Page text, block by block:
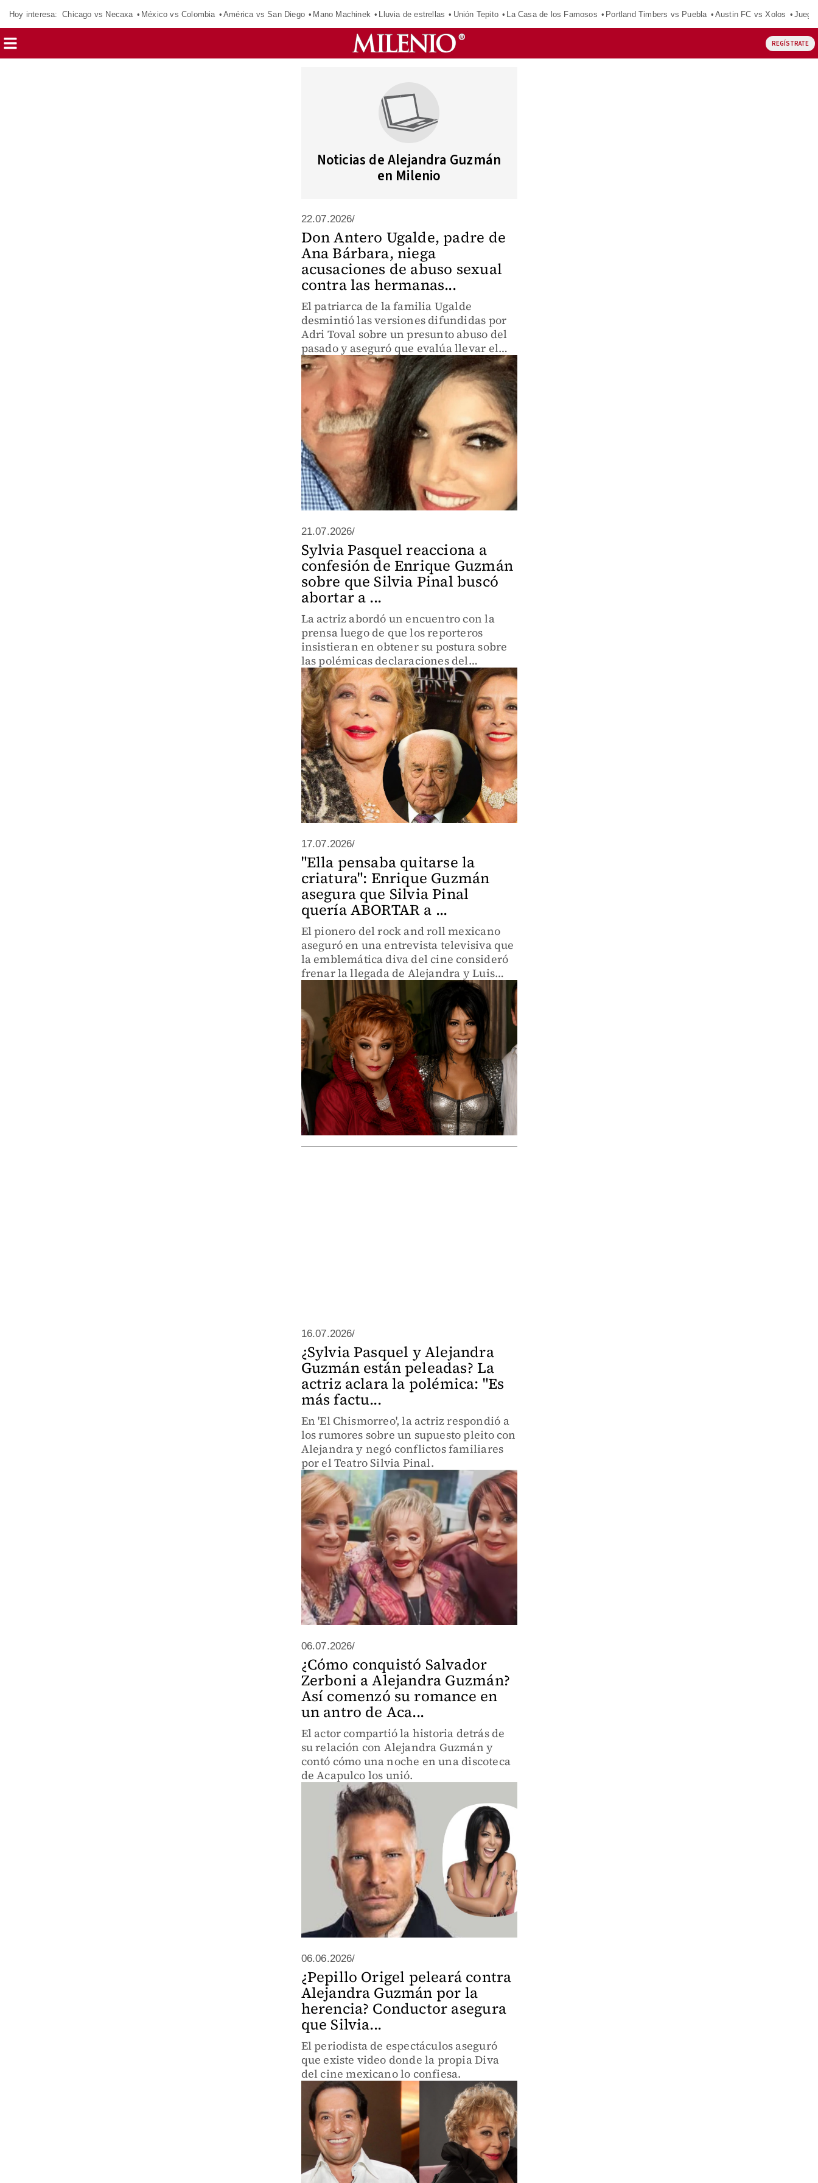
Hoy interesa: Chicago vs Necaxa México vs Colombia América vs San Diego Mano Machinek Lluvia de estrellas Unión Tepito La Casa de los Famosos Portland Timbers vs Puebla Austin FC vs Xolos
REGÍSTRATE
Noticias de Alejandra Guzmán
en Milenio
22.07.2026/
Don Antero Ugalde, padre de
Ana Bárbara, niega
acusaciones de abuso sexual
contra las hermanas...
El patriarca de la familia Ugalde
desmintió las versiones difundidas por
Adri Toval sobre un presunto abuso del
pasado y aseguró que evalúa llevar el
caso ante los tribunales.
21.07.2026/
Sylvia Pasquel reacciona a
confesión de Enrique Guzmán
sobre que Silvia Pinal buscó
abortar a ...
La actriz abordó un encuentro con la
prensa luego de que los reporteros
insistieran en obtener su postura sobre
las polémicas declaraciones del
cantante sobre su madre.
17.07.2026/
"Ella pensaba quitarse la
criatura": Enrique Guzmán
asegura que Silvia Pinal
quería ABORTAR a ...
El pionero del rock and roll mexicano
aseguró en una entrevista televisiva que
la emblemática diva del cine consideró
frenar la llegada de Alejandra y Luis
Enrique Guzmán, además de acusarla de
querer tratarlo como su "empleado.
16.07.2026/
¿Sylvia Pasquel y Alejandra
Guzmán están peleadas? La
actriz aclara la polémica: "Es
más factu...
En 'El Chismorreo', la actriz respondió a
los rumores sobre un supuesto pleito con
Alejandra y negó conflictos familiares
por el Teatro Silvia Pinal.
06.07.2026/
¿Cómo conquistó Salvador
Zerboni a Alejandra Guzmán?
Así comenzó su romance en
un antro de Aca...
El actor compartió la historia detrás de
su relación con Alejandra Guzmán y
contó cómo una noche en una discoteca
de Acapulco los unió.
06.06.2026/
¿Pepillo Origel peleará contra
Alejandra Guzmán por la
herencia? Conductor asegura
que Silvia...
El periodista de espectáculos aseguró
que existe video donde la propia Diva
del cine mexicano lo confiesa.